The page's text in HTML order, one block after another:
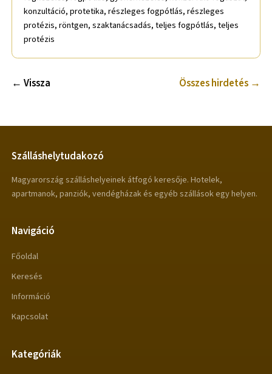
konzultáció, protetika, részleges fogpótlás, részleges
protézis, röntgen, szaktanácsadás, teljes fogpótlás, teljes
protézis
← Vissza Összes hirdetés →
Szálláshelytudakozó
Magyarország szálláshelyeinek átfogó keresője. Hotelek,
apartmanok, panziók, vendégházak és egyéb szállások egy helyen.
Navigáció
Főoldal
Keresés
Információ
Kapcsolat
Kategóriák